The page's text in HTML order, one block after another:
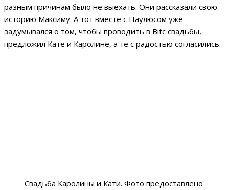
разным причинам было не выехать. Они рассказали свою
историю Максиму. А тот вместе с Паулюсом уже
задумывался о том, чтобы проводить в Bitc свадьбы,
предложил Кате и Каролине, а те с радостью согласились.
Свадьба Каролины и Кати. Фото предоставлено